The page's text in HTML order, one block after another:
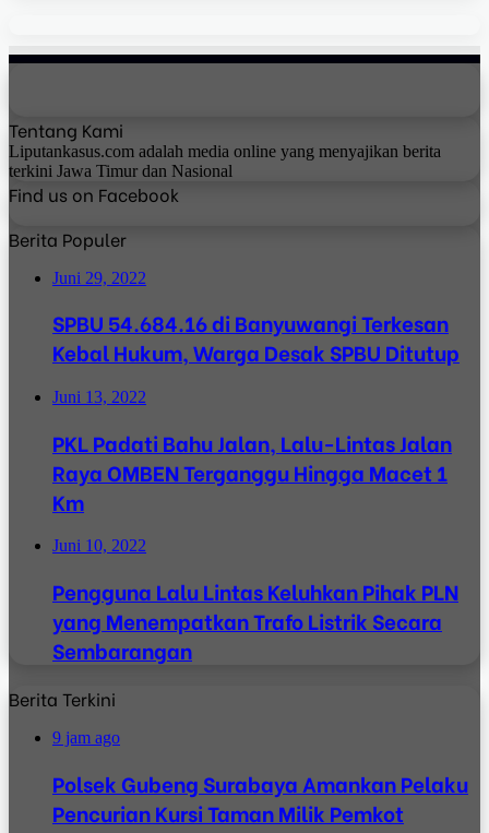
Tentang Kami
Liputankasus.com adalah media online yang menyajikan berita
terkini Jawa Timur dan Nasional
Find us on Facebook
Berita Populer
Juni 29, 2022
SPBU 54.684.16 di Banyuwangi Terkesan
Kebal Hukum, Warga Desak SPBU Ditutup
Juni 13, 2022
PKL Padati Bahu Jalan, Lalu-Lintas Jalan
Raya OMBEN Terganggu Hingga Macet 1
Km
Juni 10, 2022
Pengguna Lalu Lintas Keluhkan Pihak PLN
yang Menempatkan Trafo Listrik Secara
Sembarangan
Berita Terkini
9 jam ago
Polsek Gubeng Surabaya Amankan Pelaku
Pencurian Kursi Taman Milik Pemkot